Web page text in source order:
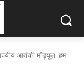
आतंकी मॉड्यूल: हम